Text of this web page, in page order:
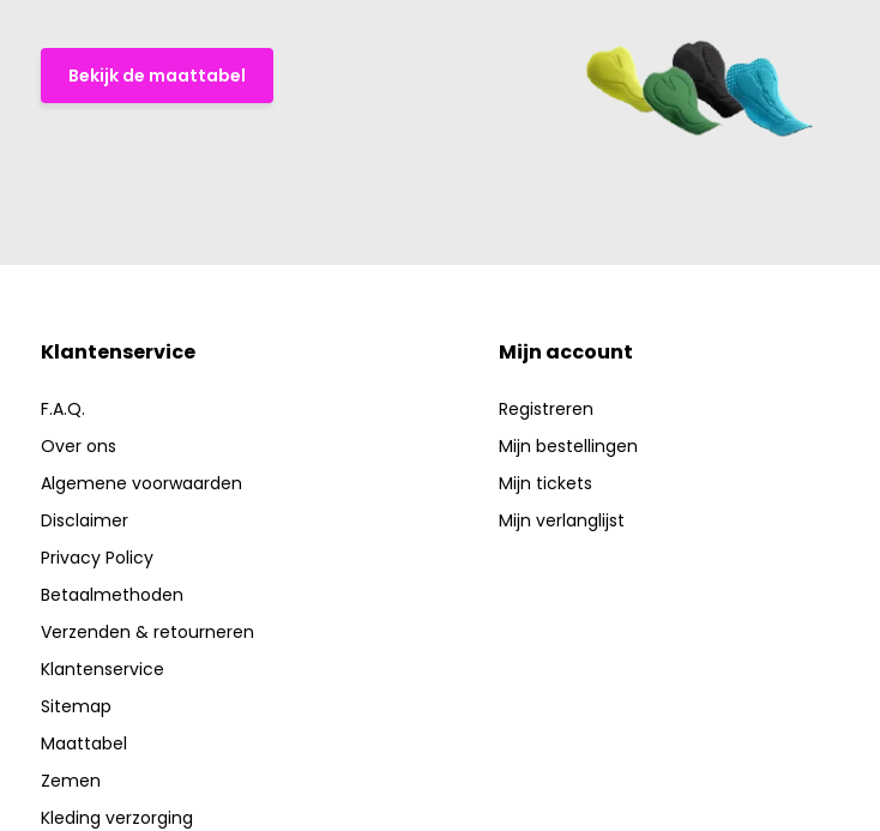
Bekijk de maattabel
Klantenservice
F.A.Q.
Over ons
Algemene voorwaarden
Disclaimer
Privacy Policy
Betaalmethoden
Verzenden & retourneren
Klantenservice
Sitemap
Maattabel
Zemen
Kleding verzorging
Mijn account
Registreren
Mijn bestellingen
Mijn tickets
Mijn verlanglijst